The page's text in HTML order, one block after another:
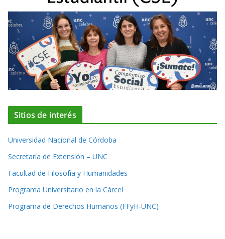
Sitios de interés
Universidad Nacional de Córdoba
Secretaría de Extensión – UNC
Facultad de Filosofía y Humanidades
Programa Universitario en la Cárcel
Programa de Derechos Humanos (FFyH-UNC)